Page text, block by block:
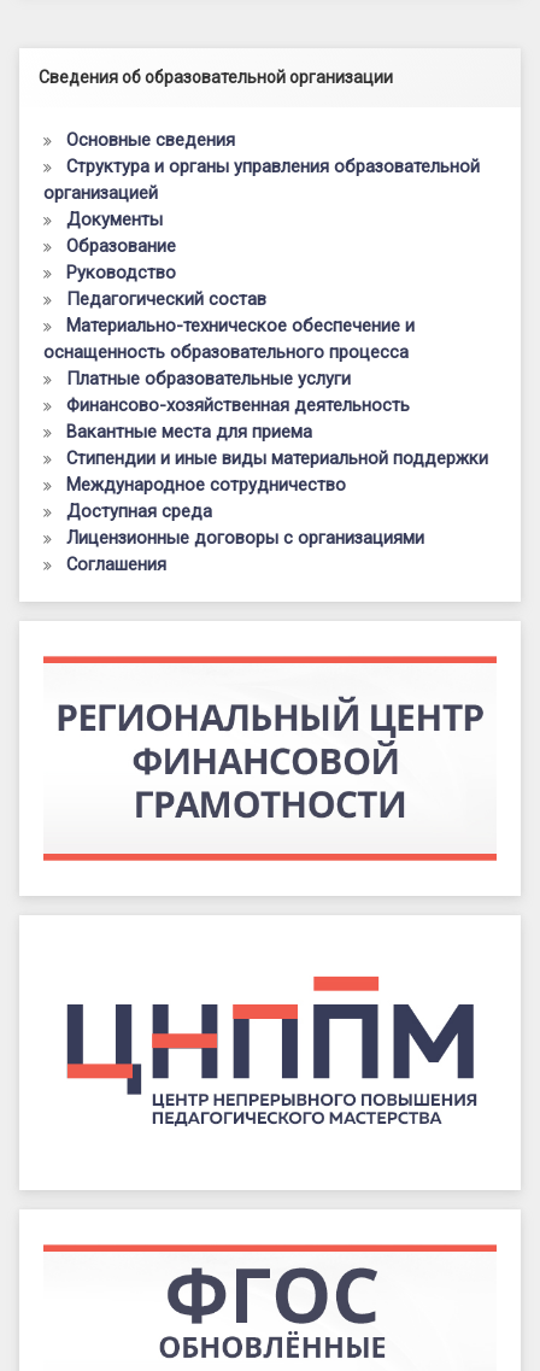
Левый сайдбар
Сведения об образовательной организации
Основные сведения
Структура и органы управления образовательной
организацией
Документы
Образование
Руководство
Педагогический состав
Материально-техническое обеспечение и
оснащенность образовательного процесса
Платные образовательные услуги
Финансово-хозяйственная деятельность
Вакантные места для приема
Стипендии и иные виды материальной поддержки
Международное сотрудничество
Доступная среда
Лицензионные договоры с организациями
Соглашения